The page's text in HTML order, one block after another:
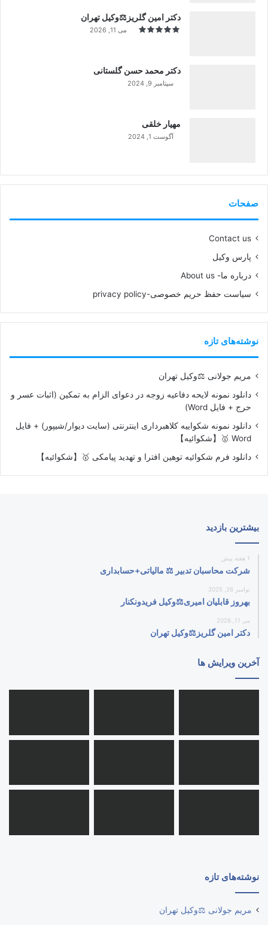
دکتر امین گلریز⚖️وکیل تهران
می 11, 2026
دکتر محمد حسن گلستانی
سپتامبر 9, 2024
مهیار خلقی
آگوست 1, 2024
صفحات
Contact us
پارس وکیل
درباره ما- About us
سیاست حفظ حریم خصوصی-privacy policy
نوشته‌های تازه
مریم جولانی ⚖️وکیل تهران
دانلود نمونه لایحه دفاعیه زوجه در دعوای الزام به تمکین (اثبات عسر و
حرج + فایل Word)
دانلود نمونه شکواییه کلاهبرداری اینترنتی (سایت دیوار/شیپور) + فایل
Word 🥇【شکوائیه】
دانلود فرم شکوائیه توهین افترا و تهدید پیامکی 🥇【شکوائیه】
بیشترین بازدید
1 هفته پیش
شرکت محاسبان تدبیر ⚖️ مالیاتی+حسابداری
نوامبر 26, 2025
بهروز قابلیان امیری⚖️وکیل فریدونکنار
می 11, 2026
دکتر امین گلریز⚖️وکیل تهران
آخرین ویرایش ها
نوشته‌های تازه
مریم جولانی ⚖️وکیل تهران